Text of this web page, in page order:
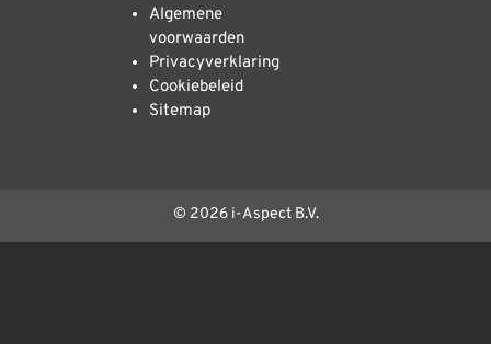
Algemene
voorwaarden
Privacyverklaring
Cookiebeleid
Sitemap
© 2026 i-Aspect B.V.